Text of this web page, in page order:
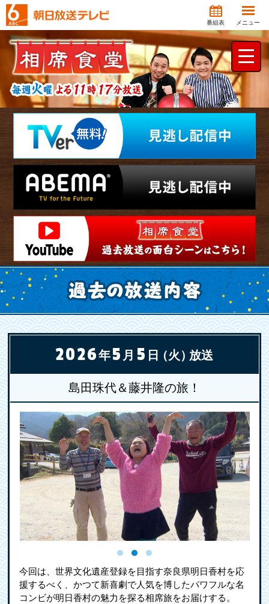
番組表 メニュー
2026年5月 5 日（火）放送
島田珠代＆藤井隆の旅！
今回は、世界文化遺産登録を目指す奈良県明日香村を応
援するべく、かつて新喜劇で人気を博したパワフルな名
コンビが明日香村の魅力を探る相席旅をお届けする。